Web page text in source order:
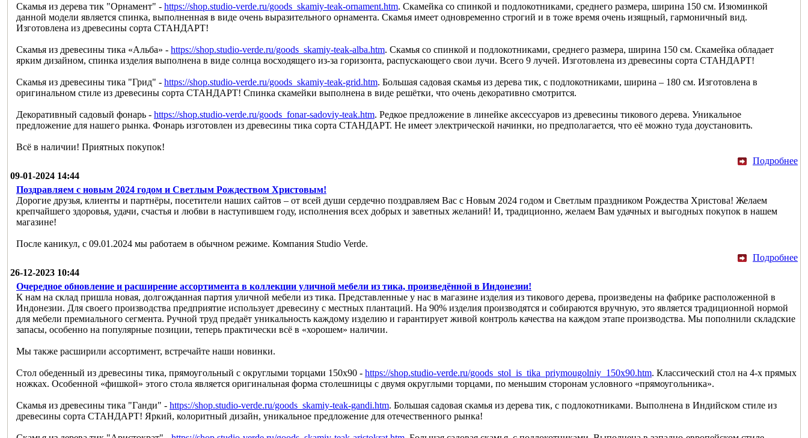
Скамья из дерева тик "Орнамент" - https://shop.studio-verde.ru/goods_skamiy-teak-ornament.htm. Скамейка со спинкой и подлокотниками, среднего размера, ширина 150 см. Изюминкой
данной модели является спинка, выполненная в виде очень выразительного орнамента. Скамья имеет одновременно строгий и в тоже время очень изящный, гармоничный вид.
Изготовлена из древесины сорта СТАНДАРТ!
Скамья из древесины тика «Альба» - https://shop.studio-verde.ru/goods_skamiy-teak-alba.htm. Скамья со спинкой и подлокотниками, среднего размера, ширина 150 см. Скамейка обладает
ярким дизайном, спинка изделия выполнена в виде солнца восходящего из-за горизонта, распускающего свои лучи. Всего 9 лучей. Изготовлена из древесины сорта СТАНДАРТ!
Скамья из древесины тика "Грид" - https://shop.studio-verde.ru/goods_skamiy-teak-grid.htm. Большая садовая скамья из дерева тик, с подлокотниками, ширина – 180 см. Изготовлена в
оригинальном стиле из древесины сорта СТАНДАРТ! Спинка скамейки выполнена в виде решётки, что очень декоративно смотрится.
Декоративный садовый фонарь - https://shop.studio-verde.ru/goods_fonar-sadoviy-teak.htm. Редкое предложение в линейке аксессуаров из древесины тикового дерева. Уникальное
предложение для нашего рынка. Фонарь изготовлен из древесины тика сорта СТАНДАРТ. Не имеет электрической начинки, но предполагается, что её можно туда доустановить.
Всё в наличии! Приятных покупок!
Подробнее
09-01-2024 14:44
Поздравляем с новым 2024 годом и Светлым Рождеством Христовым!
Дорогие друзья, клиенты и партнёры, посетители наших сайтов – от всей души сердечно поздравляем Вас с Новым 2024 годом и Светлым праздником Рождества Христова! Желаем
крепчайшего здоровья, удачи, счастья и любви в наступившем году, исполнения всех добрых и заветных желаний! И, традиционно, желаем Вам удачных и выгодных покупок в нашем
магазине!
После каникул, с 09.01.2024 мы работаем в обычном режиме. Компания Studio Verde.
Подробнее
26-12-2023 10:44
Очередное обновление и расширение ассортимента в коллекции уличной мебели из тика, произведённой в Индонезии!
К нам на склад пришла новая, долгожданная партия уличной мебели из тика. Представленные у нас в магазине изделия из тикового дерева, произведены на фабрике расположенной в
Индонезии. Для своего производства предприятие использует древесину с местных плантаций. На 90% изделия производятся и собираются вручную, это является традиционной нормой
для мебели премиального сегмента. Ручной труд предаёт уникальность каждому изделию и гарантирует живой контроль качества на каждом этапе производства. Мы пополнили складские
запасы, особенно на популярные позиции, теперь практически всё в «хорошем» наличии.
Мы также расширили ассортимент, встречайте наши новинки.
Стол обеденный из древесины тика, прямоугольный с округлыми торцами 150х90 - https://shop.studio-verde.ru/goods_stol_is_tika_priymougolniy_150x90.htm. Классический стол на 4-х прямых
ножках. Особенной «фишкой» этого стола является оригинальная форма столешницы с двумя округлыми торцами, по меньшим сторонам условного «прямоугольника».
Скамья из древесины тика "Ганди" - https://shop.studio-verde.ru/goods_skamiy-teak-gandi.htm. Большая садовая скамья из дерева тик, с подлокотниками. Выполнена в Индийском стиле из
древесины сорта СТАНДАРТ! Яркий, колоритный дизайн, уникальное предложение для отечественного рынка!